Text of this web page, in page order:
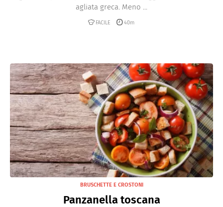
agliata greca. Meno ...
FACILE 40m
BRUSCHETTE E CROSTONI
Panzanella toscana